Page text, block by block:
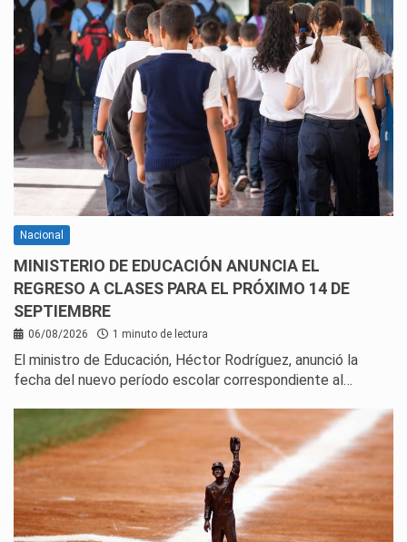
Nacional
MINISTERIO DE EDUCACIÓN ANUNCIA EL
REGRESO A CLASES PARA EL PRÓXIMO 14 DE
SEPTIEMBRE
06/08/2026 1 minuto de lectura
El ministro de Educación, Héctor Rodríguez, anunció la
fecha del nuevo período escolar correspondiente al…